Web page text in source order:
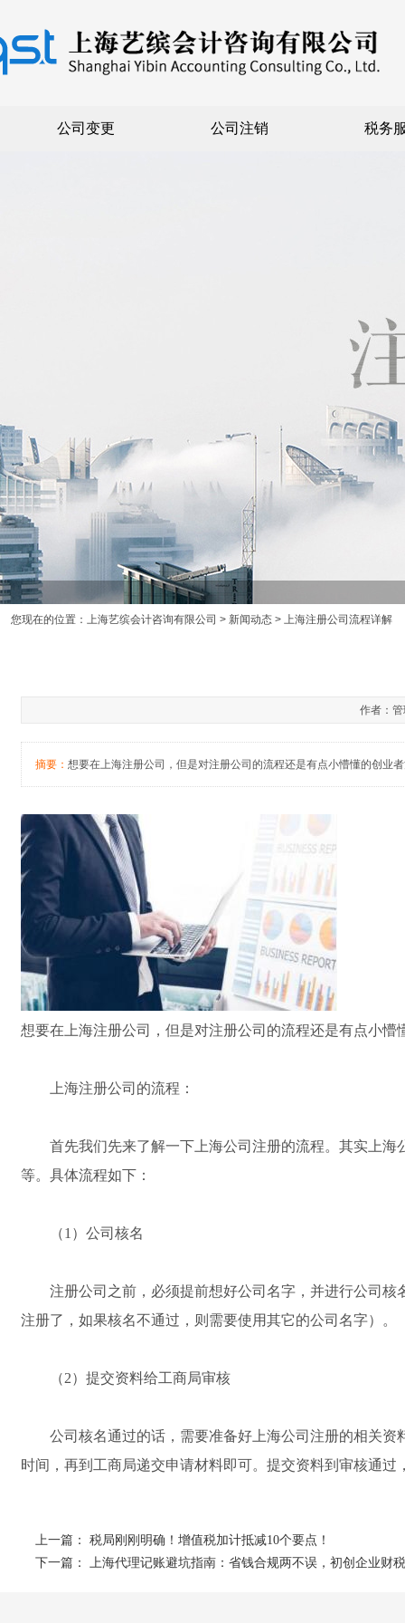
公司变更 公司注销 税务
您现在的位置： 上海艺缤会计咨询有限公司 > 新闻动态 > 上海注册公司流程详解
作者：
摘要： 想要在上海注册公司，但是对注册公司的流程还是有点小懵懂的创业
想要在上海注册公司，但是对注册公司的流程还是有点小
上海注册公司的流程：
首先我们先来了解一下上海公司注册的流程。其实上海
等。具体流程如下：
（1）公司核名
注册公司之前，必须提前想好公司名字，并进行公司核
注册了，如果核名不通过，则需要使用其它的公司名字）。
（2）提交资料给工商局审核
公司核名通过的话，需要准备好上海公司注册的相关资
时间，再到工商局递交申请材料即可。提交资料到审核通
上一篇： 税局刚刚明确！增值税加计抵减10个要点！
下一篇： 上海代理记账避坑指南：省钱合规两不误，初创企业财